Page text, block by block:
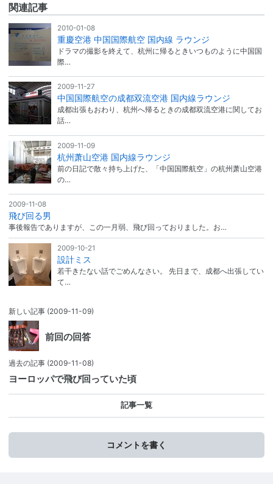
関連記事
2010-01-08
重慶空港 中国国際航空 国内線 ラウンジ
ドラマの撮影を終えて、杭州に帰るときいつものように中国国
際…
2009-11-27
中国国際航空の成都双流空港 国内線ラウンジ
成都出張もおわり、杭州へ帰るときの成都双流空港に関してお
話…
2009-11-09
杭州萧山空港 国内線ラウンジ
前の日記で散々持ち上げた、「中国国際航空」の杭州萧山空港
の…
2009-11-08
飛び回る男
事後報告でありますが、この一月弱、飛び回っておりました。お…
2009-10-21
設計ミス
若干きたない話でごめんなさい。 先日まで、成都へ出張してい
て…
新しい記事 (2009-11-09)
前回の回答
過去の記事 (2009-11-08)
ヨーロッパで飛び回っていた頃
記事一覧
コメントを書く